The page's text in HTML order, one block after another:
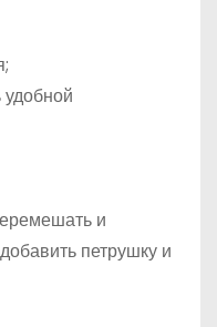
удобной
и
петрушку и